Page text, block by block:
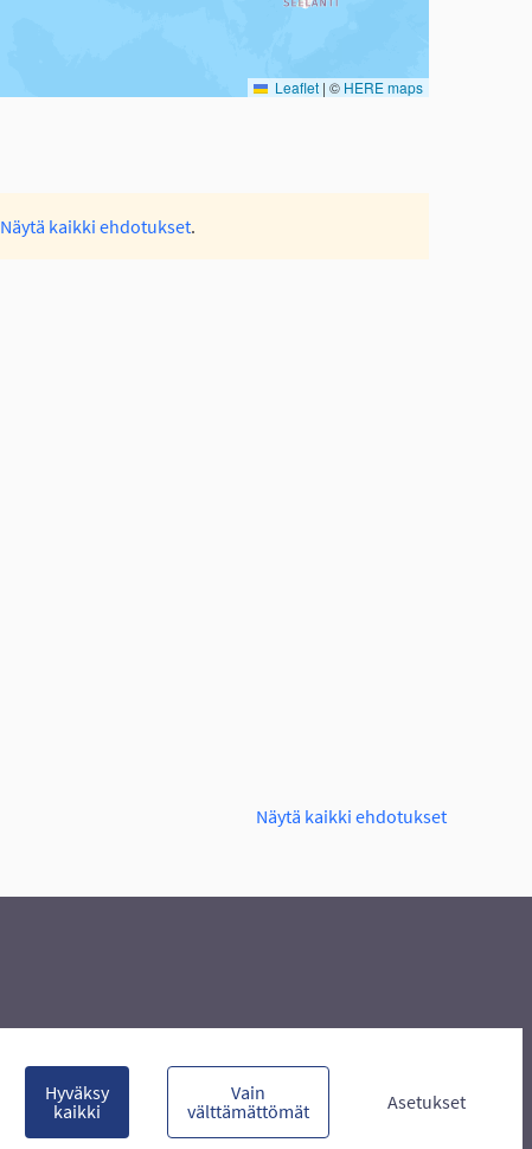
Hyväksy
kaikki
Vain
välttämättömät
Asetukset
Leaflet | © HERE maps
Näytä kaikki ehdotukset.
Näytä kaikki ehdotukset